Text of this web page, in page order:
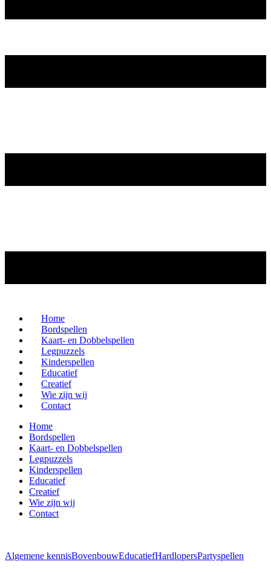
Home
Bordspellen
Kaart- en Dobbelspellen
Legpuzzels
Kinderspellen
Educatief
Creatief
Wie zijn wij
Contact
Home
Bordspellen
Kaart- en Dobbelspellen
Legpuzzels
Kinderspellen
Educatief
Creatief
Wie zijn wij
Contact
Algemene kennisBovenbouwEducatiefHardlopersPartyspellen